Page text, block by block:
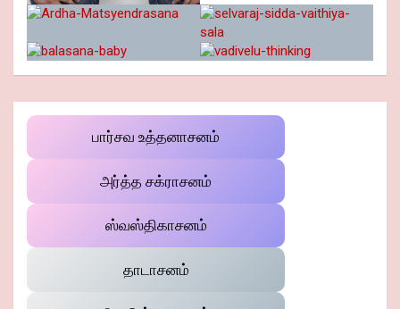
பார்சவ உத்தனாசனம்
அர்த்த சக்ராசனம்
ஸ்வஸ்திகாசனம்
தாடாசனம்